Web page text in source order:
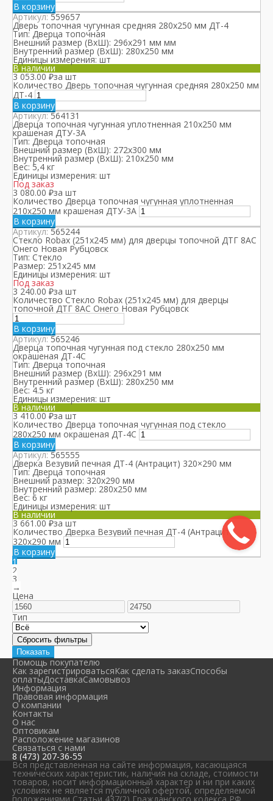
В корзину
Артикул:559657
Дверь топочная чугунная средняя 280х250 мм ДТ-4
Тип: Дверца топочная
Внешний размер (ВхШ): 296х291 мм мм
Внутренний размер (ВхШ): 280х250 мм
Единицы измерения:шт
В наличии
3 053.00₽за шт
Количество Дверь топочная чугунная средняя 280х250 мм
ДТ-4
В корзину
Артикул:564131
Дверца топочная чугунная уплотненная 210х250 мм
крашеная ДТУ-3А
Тип: Дверца топочная
Внешний размер (ВхШ): 272х300 мм
Внутренний размер (ВхШ): 210х250 мм
Вес: 5,4 кг
Единицы измерения: шт
Под заказ
3 080.00 ₽за шт
Количество Дверца топочная чугунная уплотненная
210х250 мм крашеная ДТУ-3А
В корзину
Артикул:565244
Стекло Robax (251х245 мм) для дверцы топочной ДТГ 8АС
Онего Новая Рубцовск
Тип: Стекло
Размер: 251х245 мм
Единицы измерения: шт
Под заказ
3 240.00 ₽за шт
Количество Стекло Robax (251х245 мм) для дверцы
топочной ДТГ 8АС Онего Новая Рубцовск
В корзину
Артикул:565246
Дверца топочная чугунная под стекло 280х250 мм
окрашеная ДТ-4С
Тип: Дверца топочная
Внешний размер (ВхШ): 296х291 мм
Внутренний размер (ВхШ): 280х250 мм
Вес: 4.5 кг
Единицы измерения: шт
В наличии
3 410.00₽за шт
Количество Дверца топочная чугунная под стекло
280х250 мм окрашеная ДТ-4С
В корзину
Артикул:565555
Дверка Везувий печная ДТ-4 (Антрацит) 320×290 мм
Тип: Дверца топочная
Внешний размер: 320x290 мм
Внутренний размер: 280х250 мм
Вес: 6 кг
Единицы измерения: шт
В наличии
3 661.00₽за шт
Количество Дверка Везувий печная ДТ-4 (Антрацит)
320x290 мм
В корзину
1
2
3
→
Цена
Тип
Помощь покупателю
Как зарегистрироватьсяКак сделать заказСпособы
оплатыДоставкаСамовывоз
Информация
Правовая информация
О компании
Контакты
О нас
Оптовикам
Расположение магазинов
Связаться с нами
8 (473) 207-36-55
Вся представленная на сайте информация, касающаяся
технических характеристик, наличия на складе, стоимости
товаров, носит информационный характер и ни при каких
условиях не является публичной офертой, определяемой